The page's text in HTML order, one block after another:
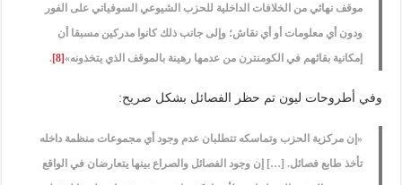
موقف نهائي من الخلافات الداخلية للحزب الشيوعي السوفياتي على الفور
ودون أي معلومات أو أي نقاش؛ وإلى جانب ذلك كانوا مدركين مسبقا أن
إمكانية بقائهم في الكومنترن من عدمها رهينة بالموقف الذي يتخذونه»[8]
.
وفي أطروحات ليون تم حظر الفصائل بشكل صريح:
«إن مركزية الحزب وتماسكه تتطلبان عدم وجود أي مجموعات منظمة داخله
تأخذ طابع فصائل. […] إن وجود الفصائل والصراع بينها يتعارضان في الواقع